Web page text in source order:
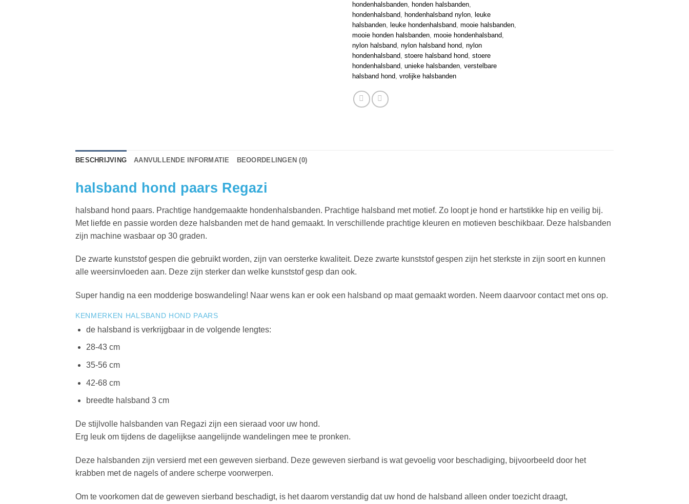
hondenhalsbanden, honden halsbanden,
hondenhalsband, hondenhalsband nylon, leuke
halsbanden, leuke hondenhalsband, mooie halsbanden,
mooie honden halsbanden, mooie hondenhalsband,
nylon halsband, nylon halsband hond, nylon
hondenhalsband, stoere halsband hond, stoere
hondenhalsband, unieke halsbanden, verstelbare
halsband hond, vrolijke halsbanden
BESCHRIJVING AANVULLENDE INFORMATIE BEOORDELINGEN (0)
halsband hond paars Regazi
halsband hond paars. Prachtige handgemaakte hondenhalsbanden. Prachtige halsband met motief. Zo loopt je hond er hartstikke hip en veilig bij.
Met liefde en passie worden deze halsbanden met de hand gemaakt. In verschillende prachtige kleuren en motieven beschikbaar. Deze halsbanden
zijn machine wasbaar op 30 graden.
De zwarte kunststof gespen die gebruikt worden, zijn van oersterke kwaliteit. Deze zwarte kunststof gespen zijn het sterkste in zijn soort en kunnen
alle weersinvloeden aan. Deze zijn sterker dan welke kunststof gesp dan ook.
Super handig na een modderige boswandeling! Naar wens kan er ook een halsband op maat gemaakt worden. Neem daarvoor contact met ons op.
KENMERKEN HALSBAND HOND PAARS
de halsband is verkrijgbaar in de volgende lengtes:
28-43 cm
35-56 cm
42-68 cm
breedte halsband 3 cm
De stijlvolle halsbanden van Regazi zijn een sieraad voor uw hond.
Erg leuk om tijdens de dagelijkse aangelijnde wandelingen mee te pronken.
Deze halsbanden zijn versierd met een geweven sierband. Deze geweven sierband is wat gevoelig voor beschadiging, bijvoorbeeld door het
krabben met de nagels of andere scherpe voorwerpen.
Om te voorkomen dat de geweven sierband beschadigt, is het daarom verstandig dat uw hond de halsband alleen onder toezicht draagt,